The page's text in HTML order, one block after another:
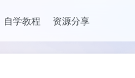
自学教程 资源分享